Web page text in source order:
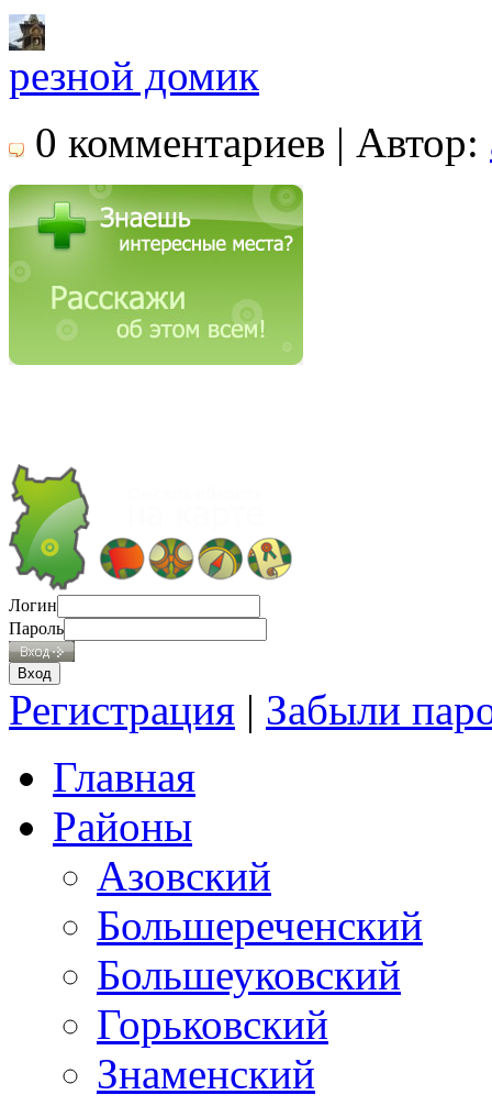
резной домик
0 комментариев | Автор:
Логин
Пароль
Регистрация | Забыли
Главная
Районы
Азовский
Большереченский
Большеуковский
Горьковский
Знаменский